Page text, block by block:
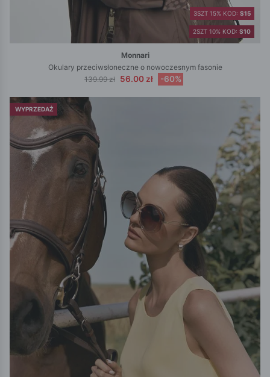
2SZT 10% KOD: S10
3SZT 15% KOD: S15
Monnari
Okulary przeciwsłoneczne o nowoczesnym fasonie
139.99 zł 56.00 zł -60%
WYPRZEDAŻ